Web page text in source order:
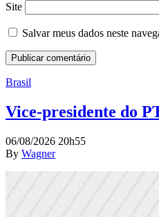
Site
Salvar meus dados neste
Brasil
Vice-presidente do
06/08/2026 20h55
By Wagner